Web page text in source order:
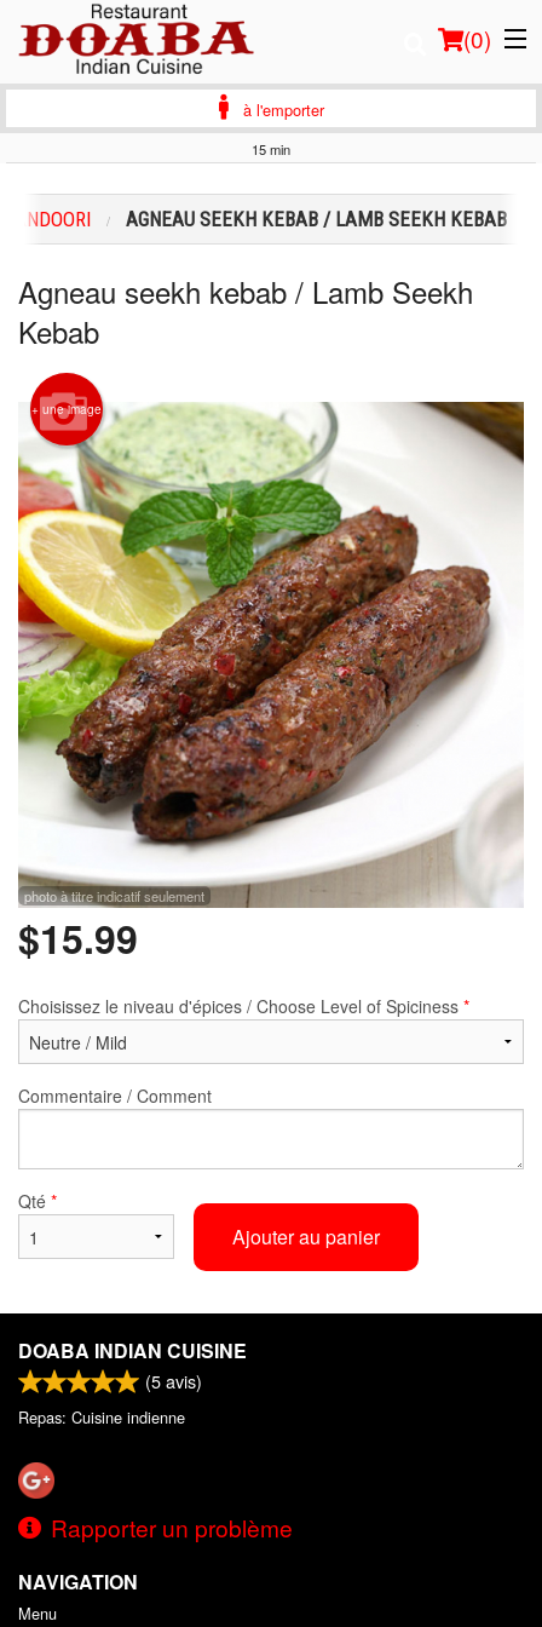
(0)
Emplacement
Français
Inscription
Panier (0)
Rechercher
à l'emporter
15 min
TANDOORI AGNEAU SEEKH KEBAB / LAMB SEEKH KEBAB
Agneau seekh kebab / Lamb Seekh
Kebab
+ une image
photo à titre indicatif seulement
$15.99
Choisissez le niveau d'épices / Choose Level of Spiciness *
Commentaire / Comment
Qté *
Ajouter au panier
DOABA INDIAN CUISINE
(5avis)
Repas: Cuisine indienne
Rapporter un problème
NAVIGATION
Menu